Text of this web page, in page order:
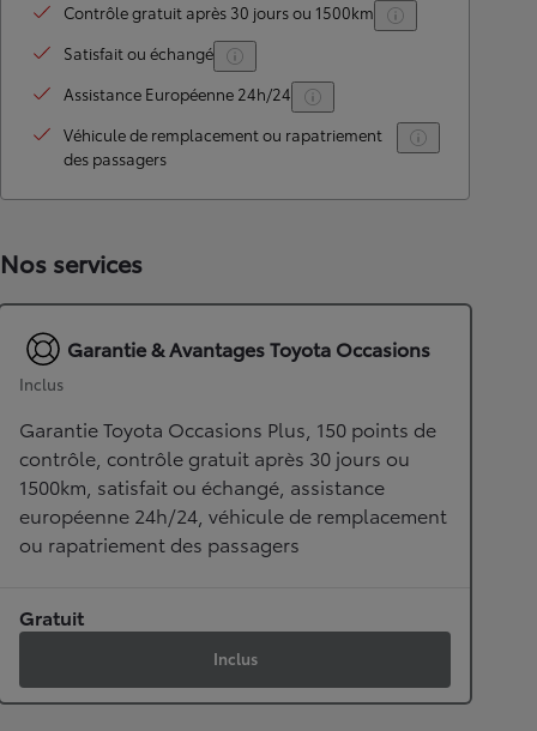
Contrôle gratuit après 30 jours ou 1500km
Satisfait ou échangé
Assistance Européenne 24h/24
Véhicule de remplacement ou rapatriement
des passagers
Nos services
Garantie & Avantages Toyota Occasions
Inclus
Garantie Toyota Occasions Plus, 150 points de
contrôle, contrôle gratuit après 30 jours ou
1500km, satisfait ou échangé, assistance
européenne 24h/24, véhicule de remplacement
ou rapatriement des passagers
Gratuit
Inclus